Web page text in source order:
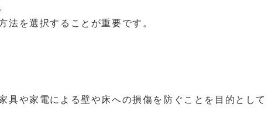
法を選択することが重要です。
具や家電による壁や床への損傷を防ぐことを目的として